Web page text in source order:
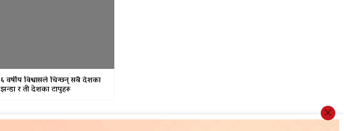
६ वर्षीय विश्वासले चिन्छन् सबै देशका
झन्डा र ती देशका टापुहरू